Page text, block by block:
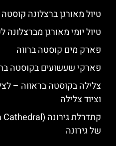
טיול מאורגן ברצלונה קוסטה
טיול יומי מאורגן מברצלונה
פארק מים קוסטה ברווה
פארקי שעשועים בקוסטה
צלילה בקוסטה בראווה –
וציוד צלילה
של גירונה